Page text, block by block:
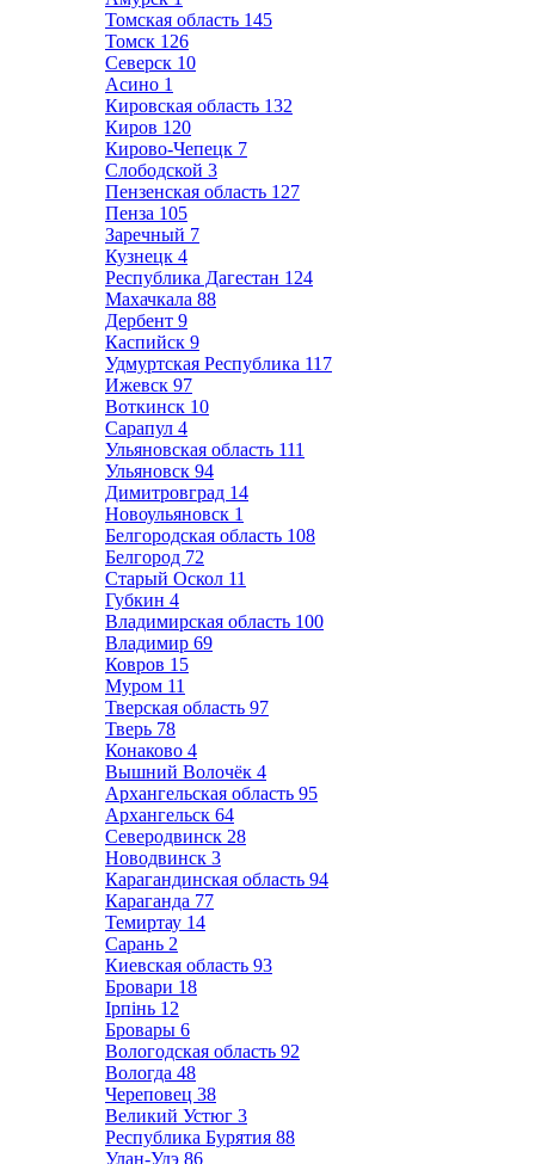
Томская область 145
Томск 126
Северск 10
Асино 1
Кировская область 132
Киров 120
Кирово-Чепецк 7
Слободской 3
Пензенская область 127
Пенза 105
Заречный 7
Кузнецк 4
Республика Дагестан 124
Махачкала 88
Дербент 9
Каспийск 9
Удмуртская Республика 117
Ижевск 97
Воткинск 10
Сарапул 4
Ульяновская область 111
Ульяновск 94
Димитровград 14
Новоульяновск 1
Белгородская область 108
Белгород 72
Старый Оскол 11
Губкин 4
Владимирская область 100
Владимир 69
Ковров 15
Муром 11
Тверская область 97
Тверь 78
Конаково 4
Вышний Волочёк 4
Архангельская область 95
Архангельск 64
Северодвинск 28
Новодвинск 3
Карагандинская область 94
Караганда 77
Темиртау 14
Сарань 2
Киевская область 93
Бровари 18
Ірпінь 12
Бровары 6
Вологодская область 92
Вологда 48
Череповец 38
Великий Устюг 3
Республика Бурятия 88
Улан-Удэ 86